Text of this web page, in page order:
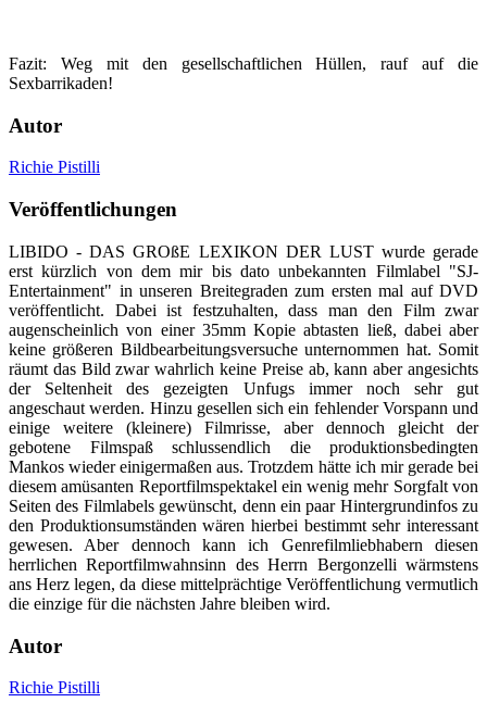
Fazit: Weg mit den gesellschaftlichen Hüllen, rauf auf die
Sexbarrikaden!
Autor
Richie Pistilli
Veröffentlichungen
LIBIDO - DAS GROßE LEXIKON DER LUST wurde gerade
erst kürzlich von dem mir bis dato unbekannten Filmlabel "SJ-
Entertainment" in unseren Breitegraden zum ersten mal auf DVD
veröffentlicht. Dabei ist festzuhalten, dass man den Film zwar
augenscheinlich von einer 35mm Kopie abtasten ließ, dabei aber
keine größeren Bildbearbeitungsversuche unternommen hat. Somit
räumt das Bild zwar wahrlich keine Preise ab, kann aber angesichts
der Seltenheit des gezeigten Unfugs immer noch sehr gut
angeschaut werden. Hinzu gesellen sich ein fehlender Vorspann und
einige weitere (kleinere) Filmrisse, aber dennoch gleicht der
gebotene Filmspaß schlussendlich die produktionsbedingten
Mankos wieder einigermaßen aus. Trotzdem hätte ich mir gerade bei
diesem amüsanten Reportfilmspektakel ein wenig mehr Sorgfalt von
Seiten des Filmlabels gewünscht, denn ein paar Hintergrundinfos zu
den Produktionsumständen wären hierbei bestimmt sehr interessant
gewesen. Aber dennoch kann ich Genrefilmliebhabern diesen
herrlichen Reportfilmwahnsinn des Herrn Bergonzelli wärmstens
ans Herz legen, da diese mittelprächtige Veröffentlichung vermutlich
die einzige für die nächsten Jahre bleiben wird.
Autor
Richie Pistilli